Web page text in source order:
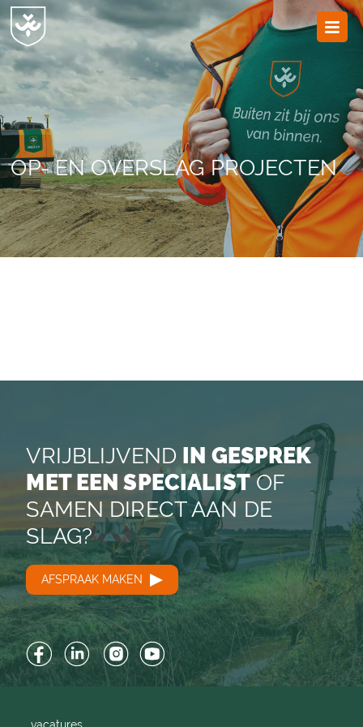
JvESCH
—
Van
OP- EN OVERSLAG PROJECTEN
VRIJBLIJVEND IN GESPREK
MET EEN SPECIALISTOF
SAMEN DIRECT AAN DE
SLAG?
AFSPRAAK MAKEN
FacebookLinkedInInstagramYouTube
vacatures